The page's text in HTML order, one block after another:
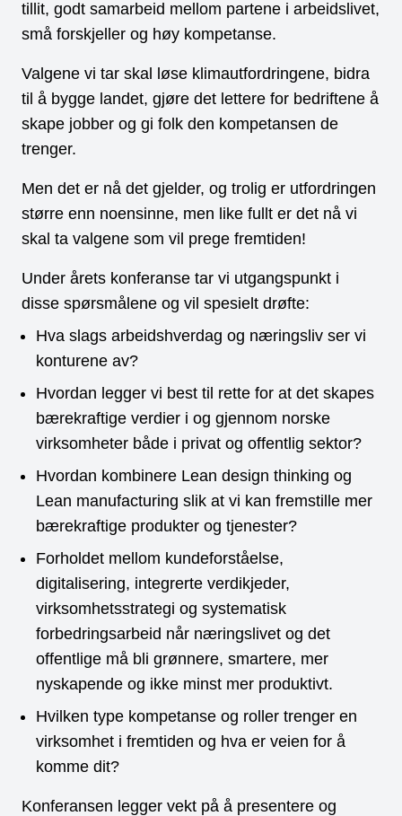
tillit, godt samarbeid mellom partene i arbeidslivet,
små forskjeller og høy kompetanse.
Valgene vi tar skal løse klimautfordringene, bidra
til å bygge landet, gjøre det lettere for bedriftene å
skape jobber og gi folk den kompetansen de
trenger.
Men det er nå det gjelder, og trolig er utfordringen
større enn noensinne, men like fullt er det nå vi
skal ta valgene som vil prege fremtiden!
Under årets konferanse tar vi utgangspunkt i
disse spørsmålene og vil spesielt drøfte:
Hva slags arbeidshverdag og næringsliv ser vi
konturene av?
Hvordan legger vi best til rette for at det skapes
bærekraftige verdier i og gjennom norske
virksomheter både i privat og offentlig sektor?
Hvordan kombinere Lean design thinking og
Lean manufacturing slik at vi kan fremstille mer
bærekraftige produkter og tjenester?
Forholdet mellom kundeforståelse,
digitalisering, integrerte verdikjeder,
virksomhetsstrategi og systematisk
forbedringsarbeid når næringslivet og det
offentlige må bli grønnere, smartere, mer
nyskapende og ikke minst mer produktivt.
Hvilken type kompetanse og roller trenger en
virksomhet i fremtiden og hva er veien for å
komme dit?
Konferansen legger vekt på å presentere og